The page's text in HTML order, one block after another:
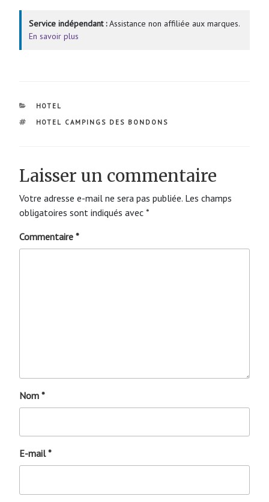
Service indépendant :Assistance non affiliée aux marques.
En savoir plus
CATÉGORIES
HOTEL
ÉTIQUETTES
HOTEL CAMPINGS DES BONDONS
Laisser un commentaire
Votre adresse e-mail ne sera pas publiée. Les champs
obligatoires sont indiqués avec *
Commentaire *
Nom *
E-mail*